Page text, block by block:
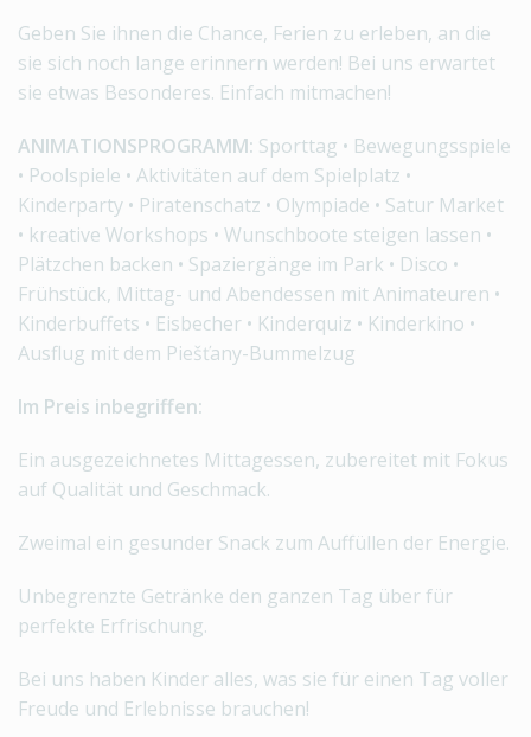
Geben Sie ihnen die Chance, Ferien zu erleben, an die
sie sich noch lange erinnern werden! Bei uns erwartet
sie etwas Besonderes. Einfach mitmachen!
ANIMATIONSPROGRAMM: Sporttag • Bewegungsspiele
• Poolspiele • Aktivitäten auf dem Spielplatz •
Kinderparty • Piratenschatz • Olympiade • Satur Market
• kreative Workshops • Wunschboote steigen lassen •
Plätzchen backen • Spaziergänge im Park • Disco •
Frühstück, Mittag- und Abendessen mit Animateuren •
Kinderbuffets • Eisbecher • Kinderquiz • Kinderkino •
Ausflug mit dem Piešťany-Bummelzug
Im Preis inbegriffen:
Ein ausgezeichnetes Mittagessen, zubereitet mit Fokus
auf Qualität und Geschmack.
Zweimal ein gesunder Snack zum Auffüllen der Energie.
Unbegrenzte Getränke den ganzen Tag über für
perfekte Erfrischung.
Bei uns haben Kinder alles, was sie für einen Tag voller
Freude und Erlebnisse brauchen!